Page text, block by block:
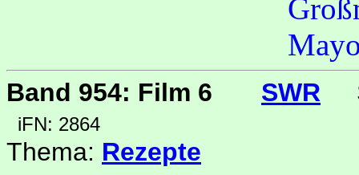
Band 954: Film 6 SWR
iFN: 2864
Thema: Rezepte